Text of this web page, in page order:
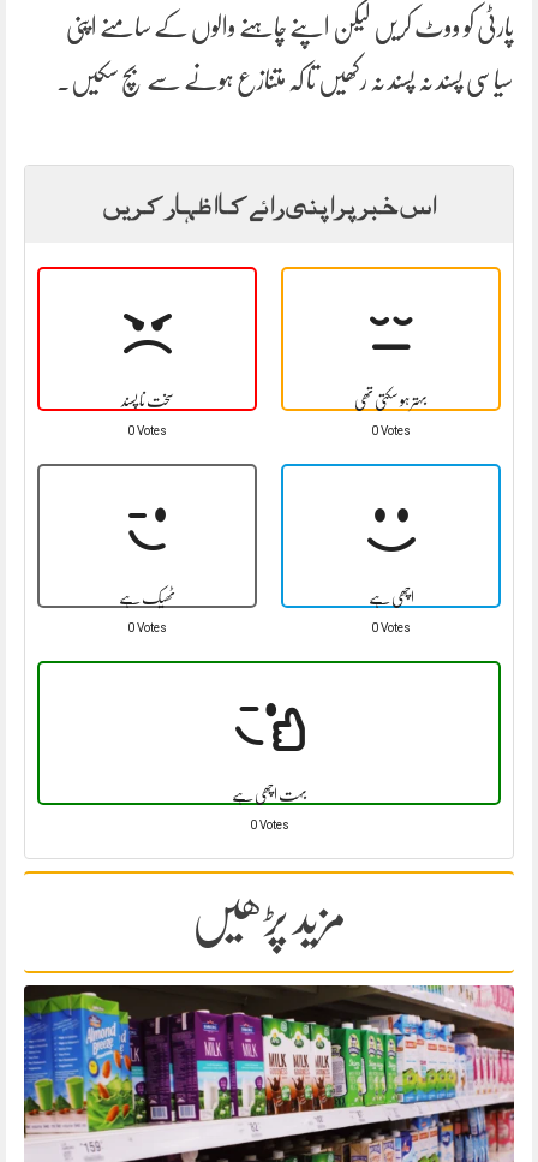
پارٹی کو ووٹ کریں لیکن اپنے چاہنے والوں کے سامنے اپنی
سیاسی پسند نہ پسند نہ رکھیں تا کہ متنازع ہونے سے بچ سکیں۔
اس خبر پر اپنی رائے کا اظہار کریں
سخت نا پسند
0 Votes
بہتر ہو سکتی تھی
0 Votes
ٹھیک ہے
0 Votes
اچھی ہے
0 Votes
بہت اچھی ہے
0 Votes
مزید پڑھیں